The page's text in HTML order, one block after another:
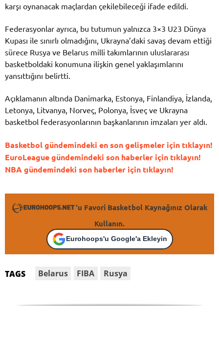
karşı oynanacak maçlardan çekilebileceği ifade edildi.
Federasyonlar ayrıca, bu tutumun yalnızca 3×3 U23 Dünya
Kupası ile sınırlı olmadığını, Ukrayna’daki savaş devam ettiği
sürece Rusya ve Belarus milli takımlarının uluslararası
basketboldaki konumuna ilişkin genel yaklaşımlarını
yansıttığını belirtti.
Açıklamanın altında Danimarka, Estonya, Finlandiya, İzlanda,
Letonya, Litvanya, Norveç, Polonya, İsveç ve Ukrayna
basketbol federasyonlarının başkanlarının imzaları yer aldı.
Basketbol gündemindeki en son gelişmeler için tıklayın!
EuroLeague gündemindeki son haberler için tıklayın!
NBA gündemindeki son haberler için tıklayın!
'u Favori Basketbol Kaynağınız Olarak
Kullanın.
Eurohoops'u Google'a Ekleyin
TAGS Belarus FIBA Rusya